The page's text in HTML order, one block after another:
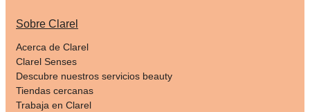
Sobre Clarel
Acerca de Clarel
Clarel Senses
Descubre nuestros servicios beauty
Tiendas cercanas
Trabaja en Clarel